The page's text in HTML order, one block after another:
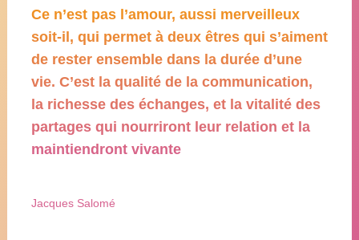
Ce n’est pas l’amour, aussi merveilleux
soit-il, qui permet à deux êtres qui s’aiment
de rester ensemble dans la durée d’une
vie. C’est la qualité de la communication,
la richesse des échanges, et la vitalité des
partages qui nourriront leur relation et la
maintiendront vivante
Jacques Salomé